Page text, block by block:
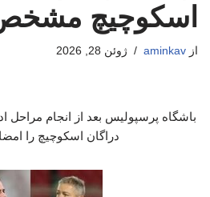
اسکوچیچ
از aminkav ژوئن 28, 2026
باشگاه پرسپولیس بعد از انجام مراحل
دراگان اسکوچیچ را